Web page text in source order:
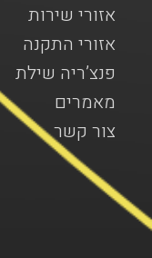
אזורי שירות
אזורי התקנה
פנצ’ריה שילת
מאמרים
צור קשר